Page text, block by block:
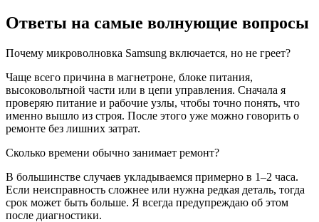
Ответы на самые волнующие вопросы
Почему микроволновка Samsung включается, но не греет?
Чаще всего причина в магнетроне, блоке питания,
высоковольтной части или в цепи управления. Сначала я
проверяю питание и рабочие узлы, чтобы точно понять, что
именно вышло из строя. После этого уже можно говорить о
ремонте без лишних затрат.
Сколько времени обычно занимает ремонт?
В большинстве случаев укладываемся примерно в 1–2 часа.
Если неисправность сложнее или нужна редкая деталь, тогда
срок может быть больше. Я всегда предупреждаю об этом
после диагностики.